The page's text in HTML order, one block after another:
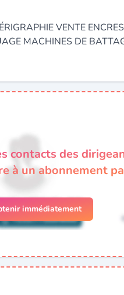
VENTE
MACHINES DE
contacts des
à un abonnement
immédiatement